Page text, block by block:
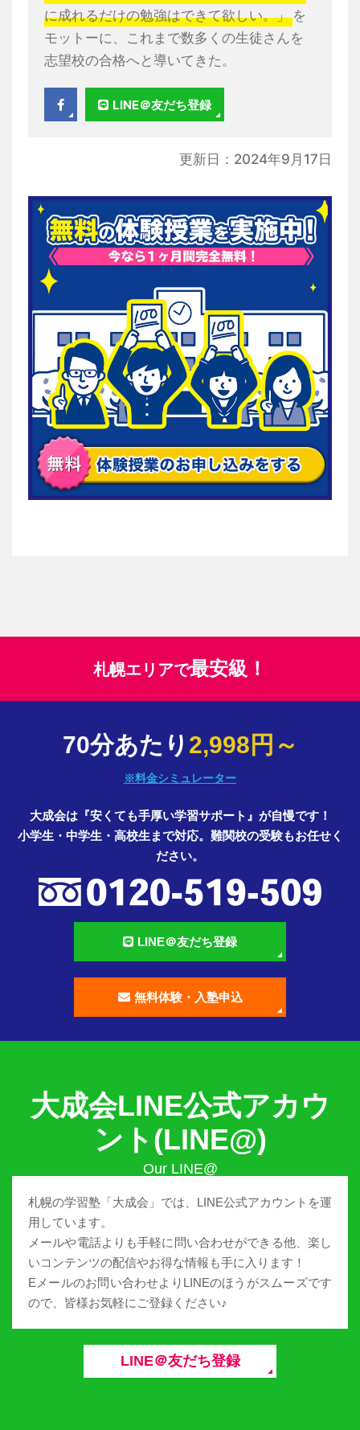
に成れるだけの勉強はできて欲しい。」 を
モットーに、これまで数多くの生徒さんを
志望校の合格へと導いてきた。
LINE＠友だち登録
更新日：2024年9月17日
札幌エリアで最安級！
70分あたり 2,998円～
※料金シミュレーター
大成会は『安くても手厚い学習サポート』が自慢です！
小学生・中学生・高校生まで対応。難関校の受験もお任せく
ださい。
LINE＠友だち登録
無料体験・入塾申込
大成会LINE公式アカウ
ント(LINE@)
札幌の学習塾「大成会」では、LINE公式アカウントを運
用しています。
メールや電話よりも手軽に問い合わせができる他、楽し
いコンテンツの配信やお得な情報も手に入ります！
Eメールのお問い合わせよりLINEのほうがスムーズです
ので、皆様お気軽にご登録ください♪
LINE＠友だち登録